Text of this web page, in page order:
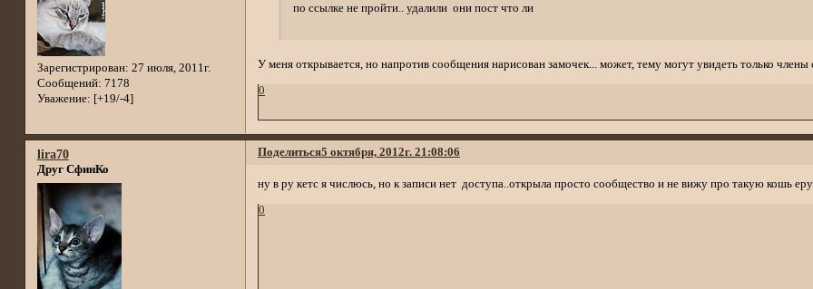
Зарегистрирован: 27 июля, 2011г.
Сообщений: 7178
Уважение: [+19/-4]
по ссылке не пройти.. удалили они пост что ли
У меня открывается, но напротив сообщения нарисован замочек... может, тему могут увидеть только члены
0
Поделиться5 октября, 2012г. 21:08:06
lira70
Друг СфинКо
ну в ру кетс я числюсь, но к записи нет доступа..открыла просто сообщество и не вижу про такую кошь
0